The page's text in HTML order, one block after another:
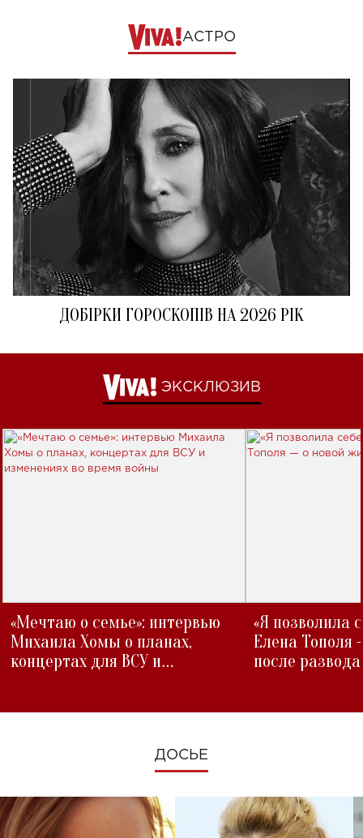
АСТРО
ДОБІРКИ ГОРОСКОПІВ НА 2026 РІК
ЭКСКЛЮЗИВ
«Мечтаю о семье»: интервью
Михаила Хомы о планах,
концертах для ВСУ и
«Я позволила
Елена Тополя
после развода
ДОСЬЕ